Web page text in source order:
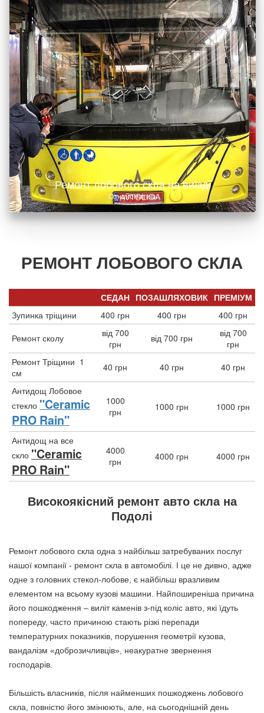
Ремонт лобового скла на виїзді
Ознайомитись
РЕМОНТ ЛОБОВОГО СКЛА
СЕДАН ПОЗАШЛЯХОВИК ПРЕМІУМ
Зупинка тріщини
400 грн 400 грн
400 грн
Ремонт сколу
від 700
грн
від 700 грн
від 700
грн
Ремонт Тріщини 1
см
40 грн 40 грн
40 грн
Антидощ Лобовое
стекло "Ceramic
PRO Rain"
1000
грн
1000 грн 1000 грн
Антидощ на все
скло "Ceramic
PRO Rain"
4000
грн
4000 грн 4000 грн
Високоякісний ремонт авто скла на
Подолі
Ремонт лобового скла одна з найбільш затребуваних послуг
нашої компанії - ремонт скла в автомобілі. І це не дивно, адже
одне з головних стекол-лобове, є найбільш вразливим
елементом на всьому кузові машини. Найпоширеніша причина
його пошкодження – виліт каменів з-під коліс авто, які їдуть
попереду, часто причиною стають різкі перепади
температурних показників, порушення геометрії кузова,
вандалізм «доброзичливців», неакуратне звернення
господарів.
Більшість власників, після найменших пошкоджень лобового
скла, повністю його змінюють, але, на сьогоднішній день